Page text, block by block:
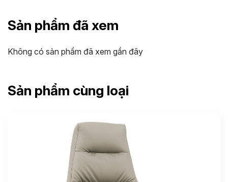
Sản phẩm đã xem
Không có sản phẩm đã xem gần đây
Sản phẩm cùng loại